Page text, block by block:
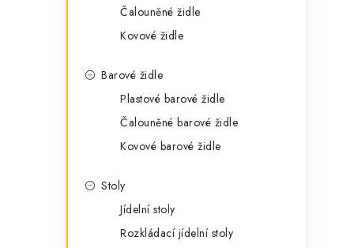
Čalouněné židle
Kovové židle
Barové židle
Plastové barové židle
Čalouněné barové židle
Kovové barové židle
Stoly
Jídelní stoly
Rozkládací jídelní stoly